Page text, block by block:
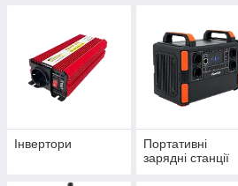
Інвертори
Портативні
зарядні станції